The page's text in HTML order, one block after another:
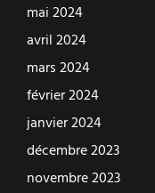
mai 2024
avril 2024
mars 2024
février 2024
janvier 2024
décembre 2023
novembre 2023